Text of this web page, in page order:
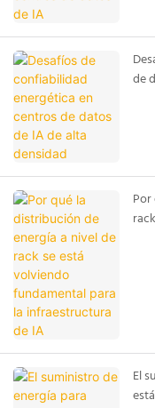
de
El